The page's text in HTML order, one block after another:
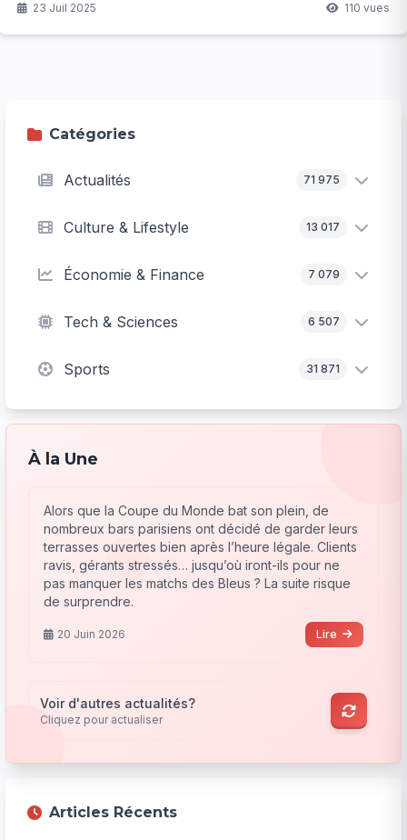
23 Juil 2025 110 vues
Catégories
Actualités 71 975
Culture & Lifestyle 13 017
Économie & Finance 7 079
Tech & Sciences 6 507
Sports 31 871
À la Une
Alors que la Coupe du Monde bat son plein, de
nombreux bars parisiens ont décidé de garder leurs
terrasses ouvertes bien après l’heure légale. Clients
ravis, gérants stressés… jusqu’où iront-ils pour ne
pas manquer les matchs des Bleus ? La suite risque
de surprendre.
20 Juin 2026 Lire
Voir d'autres actualités?
Cliquez pour actualiser
Articles Récents